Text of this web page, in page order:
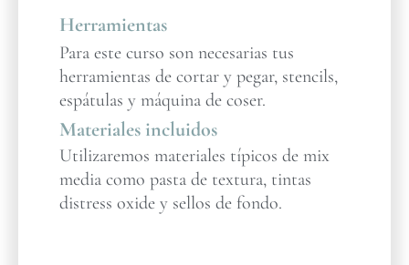
Herramientas
Para este curso son necesarias tus
herramientas de cortar y pegar, stencils,
espátulas y máquina de coser.
Materiales incluidos
Utilizaremos materiales típicos de mix
media como pasta de textura, tintas
distress oxide y sellos de fondo.